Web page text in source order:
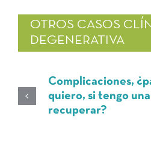
OTROS CASOS
DEGENERATIVA
Complicaciones,
quiero, si tengo
recuperar?